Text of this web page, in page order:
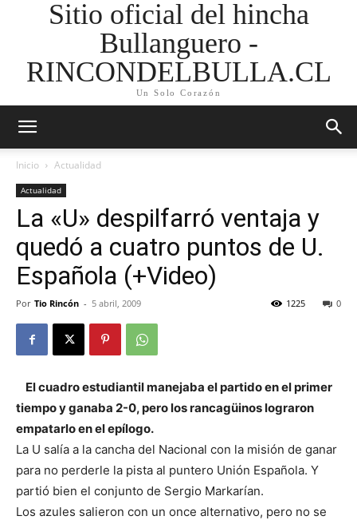
Sitio oficial del hincha
Bullanguero -
RINCONDELBULLA.CL
Un Solo Corazón
Inicio Actualidad
Actualidad
La «U» despilfarró ventaja y
quedó a cuatro puntos de U.
Española (+Video)
Por Tio Rincón - 5 abril, 2009 0
1225
El cuadro estudiantil manejaba el partido en el primer
tiempo y ganaba 2-0, pero los rancagüinos lograron
empatarlo en el epílogo.
La U salía a la cancha del Nacional con la misión de ganar
para no perderle la pista al puntero Unión Española. Y
partió bien el conjunto de Sergio Markarían.
Los azules salieron con un once alternativo, pero no se